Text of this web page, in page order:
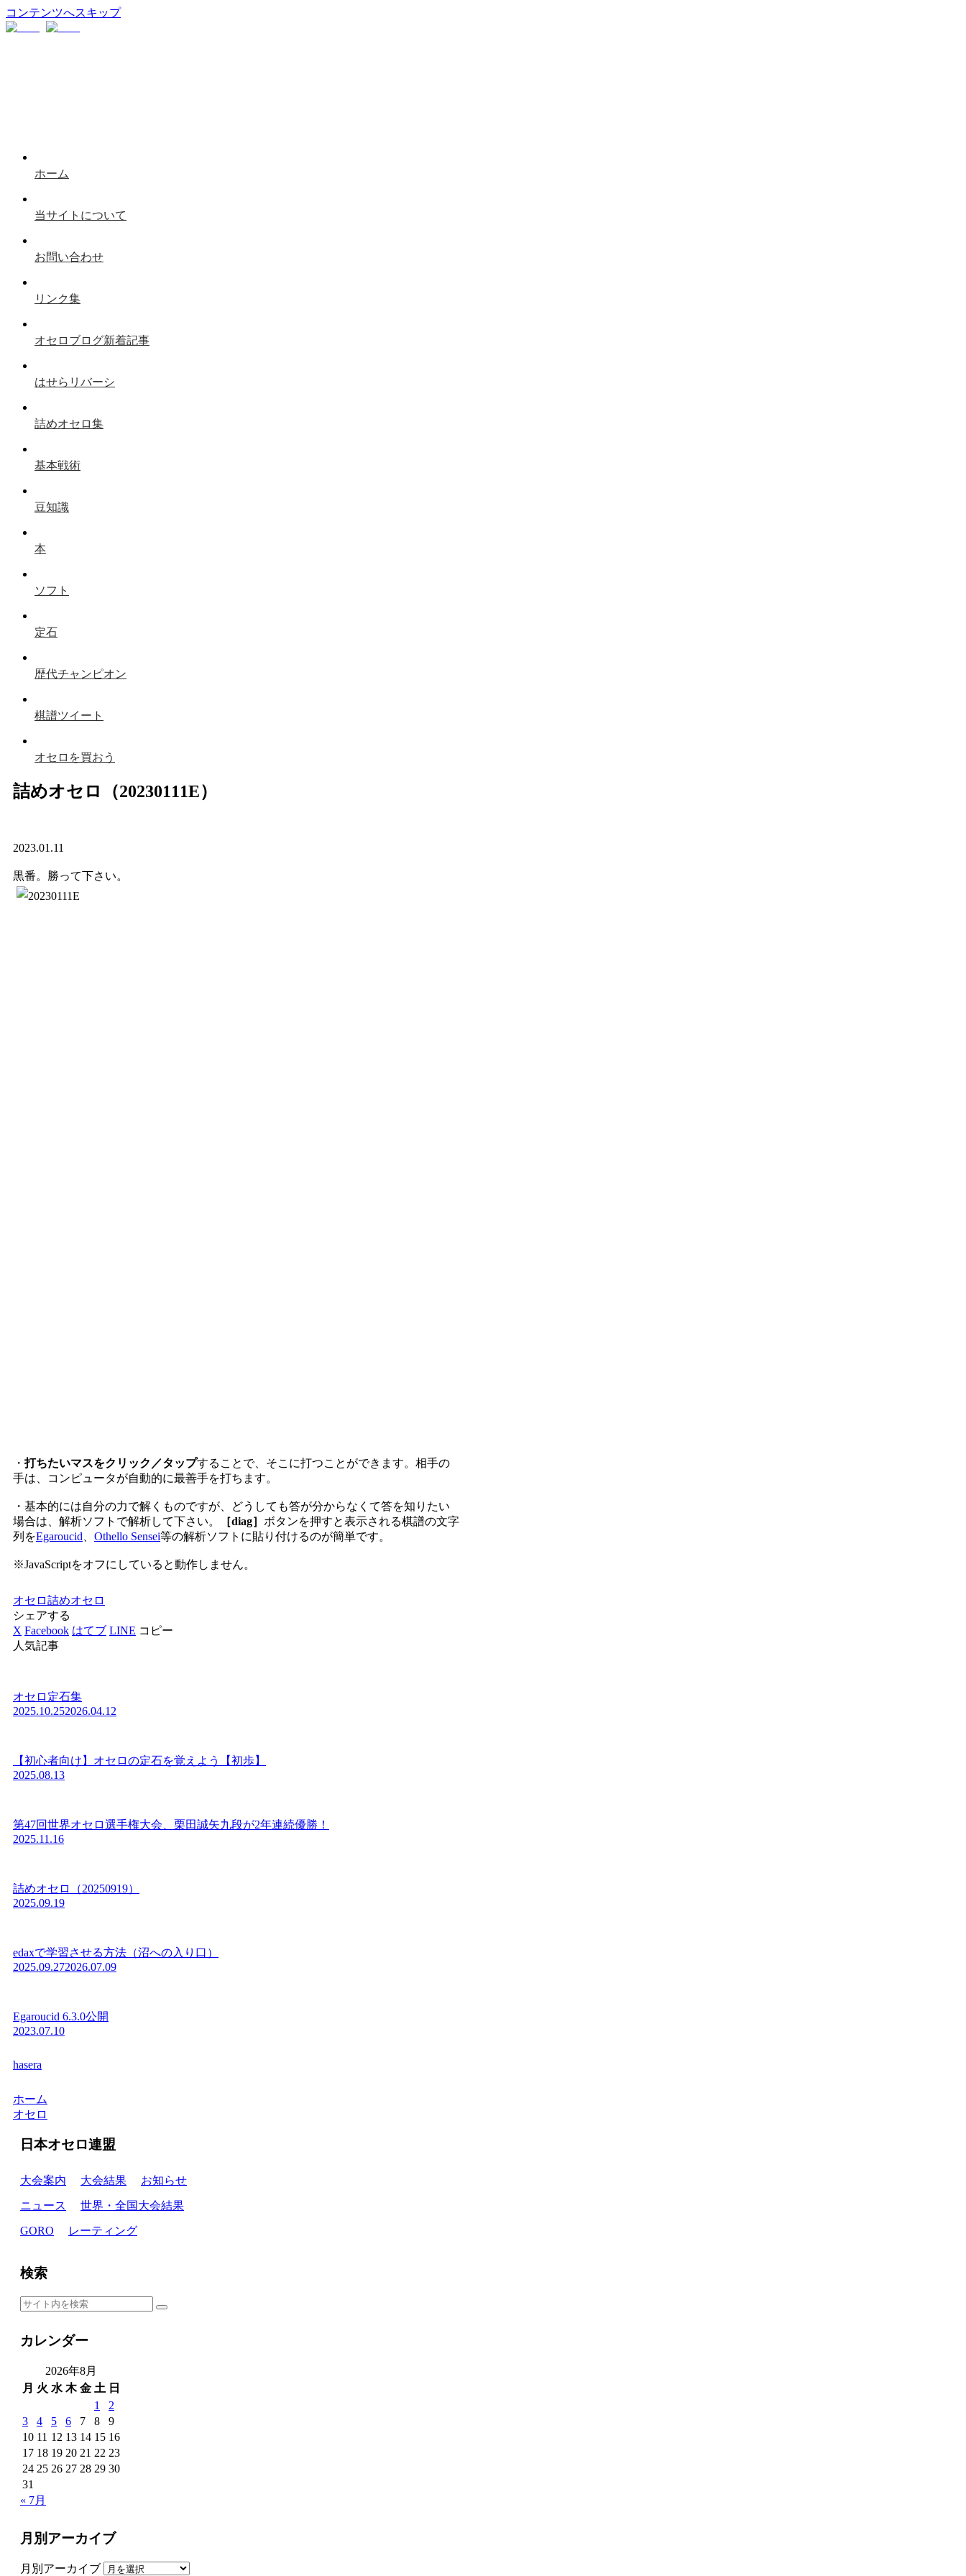
コンテンツへスキップ
ホーム
当サイトについて
お問い合わせ
リンク集
オセロブログ新着記事
はせらリバーシ
詰めオセロ集
基本戦術
豆知識
本
ソフト
定石
歴代チャンピオン
棋譜ツイート
オセロを買おう
詰めオセロ（20230111E）
2023.01.11
黒番。勝って下さい。
・打ちたいマスをクリック／タップすることで、そこに打つことができます。相手の
手は、コンピュータが自動的に最善手を打ちます。
・基本的には自分の力で解くものですが、どうしても答が分からなくて答を知りたい
場合は、解析ソフトで解析して下さい。
［diag］ ボタンを押すと表示される棋譜の文字
列をEgaroucid Othello Sensei等の解析ソフトに貼り付けるのが簡単です。
※JavaScriptをオフにしていると動作しません。
オセロ詰めオセロ
シェアする
X Facebook はてブ LINE コピー
人気記事
オセロ定石集
2025.10.252026.04.12
【初心者向け】オセロの定石を覚えよう【初歩】
2025.08.13
第47回世界オセロ選手権大会、栗田誠矢九段が2年連続優勝！
2025.11.16
詰めオセロ（20250919）
2025.09.19
edaxで学習させる方法（沼への入り口）
2025.09.272026.07.09
Egaroucid 6.3.0公開
2023.07.10
hasera
ホーム
オセロ
日本オセロ連盟
大会案内 大会結果 お知らせ
ニュース 世界・全国大会結果
GORO レーティング
検索
カレンダー
2026年8月
月 火 水 木 金 土 日
1
2
3
4 5 6 7 8
9
10 11 12 13 14 15 16
17 18 19 20 21 22 23
24 25 26 27 28 29 30
31
« 7月
月別アーカイブ
月別アーカイブ